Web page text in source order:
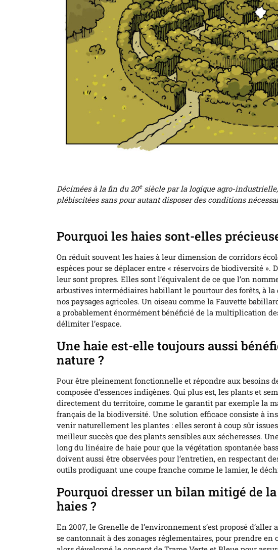
Décimées à la fin du 20esiècle par la logique agro-
plébiscitées sans pour autant disposer des conditions
Pourquoi les haies sont-elles
On réduit souvent les haies à leur dimension de corridors
espèces pour se déplacer entre « réservoirs de biodiversité ».
leur sont propres. Elles sont l’équivalent de ce que l’on
arbustives intermédiaires habillant le pourtour des forêts, à
nos paysages agricoles. Un oiseau comme la Fauvette
a probablement énormément bénéficié de la multiplication
délimiter l’espace.
Une haie est-elle toujours aussi
nature ?
Pour être pleinement fonctionnelle et répondre aux besoins
composée d’essences indigènes. Qui plus est, les plants et
directement du territoire, comme le garantit par exemple la
français de la biodiversité. Une solution efficace consiste à
venir naturellement les plantes : elles seront à coup sûr
meilleur succès que des plants sensibles aux sécheresses.
long du linéaire de haie pour que la végétation spontanée
doivent aussi être observées pour l’entretien, en respectant
outils prodiguant une coupe franche comme le lamier, le
Pourquoi dresser un bilan mitigé de
haies ?
En 2007, le Grenelle de l’environnement s’est proposé d’aller
se cantonnait à des zonages réglementaires, pour prendre en